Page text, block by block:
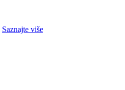
Saznajte više